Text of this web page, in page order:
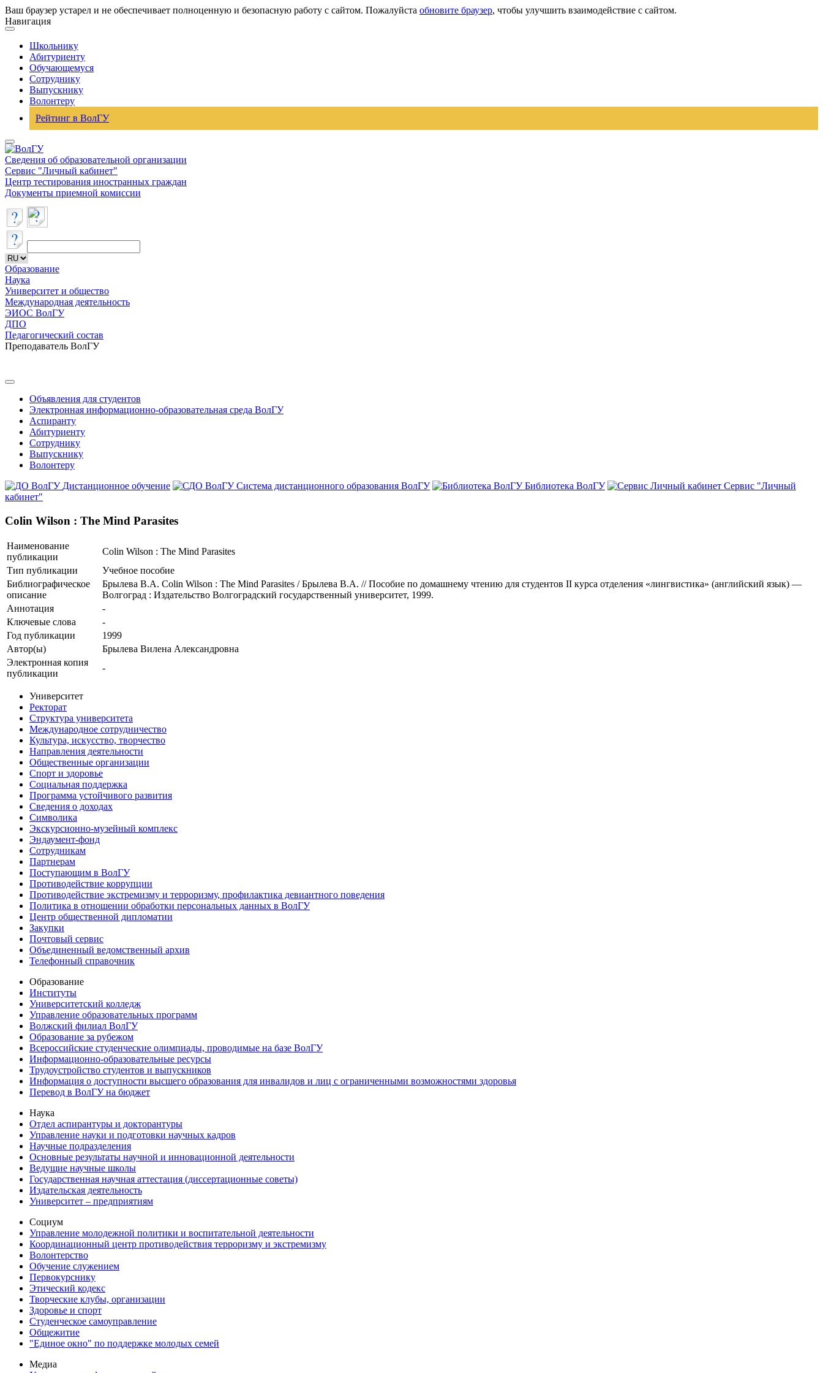
Ваш браузер устарел и не обеспечивает полноценную и безопасную работу с сайтом. Пожалуйста обновите браузер, чтобы улучшить взаимодействие с сайтом.
Навигация
Школьнику
Абитуриенту
Обучающемуся
Сотруднику
Выпускнику
Волонтеру
Рейтинг в ВолГУ
Сведения об образовательной организации
Сервис "Личный кабинет"
Центр тестирования иностранных граждан
Документы приемной комиссии
Образование
Наука
Университет и общество
Международная деятельность
ЭИОС ВолГУ
ДПО
Педагогический состав
Преподаватель ВолГУ
Объявления для студентов
Электронная информационно-образовательная среда ВолГУ
Аспиранту
Абитуриенту
Сотруднику
Выпускнику
Волонтеру
Дистанционное обучение
Система дистанционного образования ВолГУ Библиотека ВолГУ
Сервис "Личный
кабинет"
Сolin Wilson : The Mind Parasites
Наименование
публикации
Сolin Wilson : The Mind Parasites
Тип публикации
Учебное пособие
Библиографическое
описание
Брылева В.А. Сolin Wilson : The Mind Parasites / Брылева В.А. // Пособие по домашнему чтению для студентов II курса отделения «лингвистика» (английский язык) —
Волгоград : Издательство Волгоградский государственный университет, 1999.
Аннотация
-
Ключевые cлова
-
Год публикации
1999
Автор(ы)
Брылева Вилена Александровна
Электронная копия
публикации
-
Университет
Ректорат
Структура университета
Международное сотрудничество
Культура, искусство, творчество
Направления деятельности
Общественные организации
Спорт и здоровье
Социальная поддержка
Программа устойчивого развития
Сведения о доходах
Символика
Экскурсионно-музейный комплекс
Эндаумент-фонд
Сотрудникам
Партнерам
Поступающим в ВолГУ
Противодействие коррупции
Противодействие экстремизму и терроризму, профилактика девиантного поведения
Политика в отношении обработки персональных данных в ВолГУ
Центр общественной дипломатии
Закупки
Почтовый сервис
Объединенный ведомственный архив
Телефонный справочник
Образование
Институты
Университетский колледж
Управление образовательных программ
Волжский филиал ВолГУ
Образование за рубежом
Всероссийские студенческие олимпиады, проводимые на базе ВолГУ
Информационно-образовательные ресурсы
Трудоустройство студентов и выпускников
Информация о доступности высшего образования для инвалидов и лиц с ограниченными возможностями здоровья
Перевод в ВолГУ на бюджет
Наука
Отдел аспирантуры и докторантуры
Управление науки и подготовки научных кадров
Научные подразделения
Основные результаты научной и инновационной деятельности
Ведущие научные школы
Государственная научная аттестация (диссертационные советы)
Издательская деятельность
Университет – предприятиям
Социум
Управление молодежной политики и воспитательной деятельности
Координационный центр противодействия терроризму и экстремизму
Волонтерство
Обучение служением
Первокурснику
Этический кодекс
Творческие клубы, организации
Здоровье и спорт
Студенческое самоуправление
Общежитие
"Единое окно" по поддержке молодых семей
Медиа